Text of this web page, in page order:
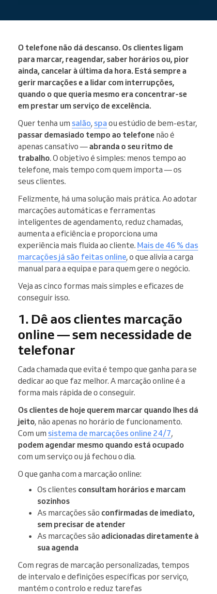
O telefone não dá descanso. Os clientes ligam
para marcar, reagendar, saber horários ou, pior
ainda, cancelar à última da hora. Está sempre a
gerir marcações e a lidar com interrupções,
quando o que queria mesmo era concentrar-se
em prestar um serviço de excelência.
Quer tenha um salão, spa ou estúdio de bem-estar,
passar demasiado tempo ao telefone não é
apenas cansativo — abranda o seu ritmo de
trabalho. O objetivo é simples: menos tempo ao
telefone, mais tempo com quem importa — os
seus clientes.
Felizmente, há uma solução mais prática. Ao adotar
marcações automáticas e ferramentas
inteligentes de agendamento, reduz chamadas,
aumenta a eficiência e proporciona uma
experiência mais fluida ao cliente. Mais de 46 % das
marcações já são feitas online, o que alivia a carga
manual para a equipa e para quem gere o negócio.
Veja as cinco formas mais simples e eficazes de
conseguir isso.
1. Dê aos clientes marcação
online — sem necessidade de
telefonar
Cada chamada que evita é tempo que ganha para se
dedicar ao que faz melhor. A marcação online é a
forma mais rápida de o conseguir.
Os clientes de hoje querem marcar quando lhes dá
jeito, não apenas no horário de funcionamento.
Com um sistema de marcações online 24/7,
podem agendar mesmo quando está ocupado
com um serviço ou já fechou o dia.
O que ganha com a marcação online:
Os clientes consultam horários e marcam
sozinhos
As marcações são confirmadas de imediato,
sem precisar de atender
As marcações são adicionadas diretamente à
sua agenda
Com regras de marcação personalizadas, tempos
de intervalo e definições específicas por serviço,
mantém o controlo e reduz tarefas